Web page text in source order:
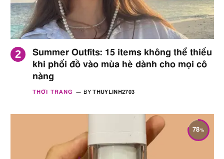
Summer Outfits: 15 items không thể thiếu
khi phối đồ vào mùa hè dành cho mọi cô
nàng
THỜI TRANG BY THUYLINH2703
78